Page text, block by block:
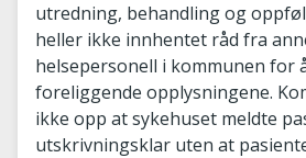
utredning, behandling og
heller ikke innhentet råd fra
helsepersonell i kommunen for
foreliggende opplysningene.
ikke opp at sykehuset meldte
utskrivningsklar uten at